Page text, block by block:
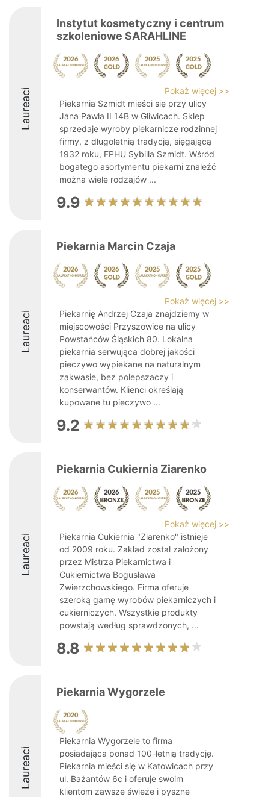
Laureaci
Instytut kosmetyczny i centrum
szkoleniowe SARAHLINE
Pokaż więcej >>
Piekarnia Szmidt mieści się przy ulicy
Jana Pawła II 14B w Gliwicach. Sklep
sprzedaje wyroby piekarnicze rodzinnej
firmy, z długoletnią tradycją, sięgającą
1932 roku, FPHU Sybilla Szmidt. Wśród
bogatego asortymentu piekarni znaleźć
można wiele rodzajów ...
9.9
Laureaci
Piekarnia Marcin Czaja
Pokaż więcej >>
Piekarnię Andrzej Czaja znajdziemy w
miejscowości Przyszowice na ulicy
Powstańców Śląskich 80. Lokalna
piekarnia serwująca dobrej jakości
pieczywo wypiekane na naturalnym
zakwasie, bez polepszaczy i
konserwantów. Klienci określają
kupowane tu pieczywo ...
9.2
Laureaci
Piekarnia Cukiernia Ziarenko
Pokaż więcej >>
Piekarnia Cukiernia "Ziarenko" istnieje
od 2009 roku. Zakład został założony
przez Mistrza Piekarnictwa i
Cukiernictwa Bogusława
Zwierzchowskiego. Firma oferuje
szeroką gamę wyrobów piekarniczych i
cukierniczych. Wszystkie produkty
powstają według sprawdzonych, ...
8.8
Laureaci
Piekarnia Wygorzele
Piekarnia Wygorzele to firma
posiadająca ponad 100-letnią tradycję.
Piekarnia mieści się w Katowicach przy
ul. Bażantów 6c i oferuje swoim
klientom zawsze świeże i pyszne